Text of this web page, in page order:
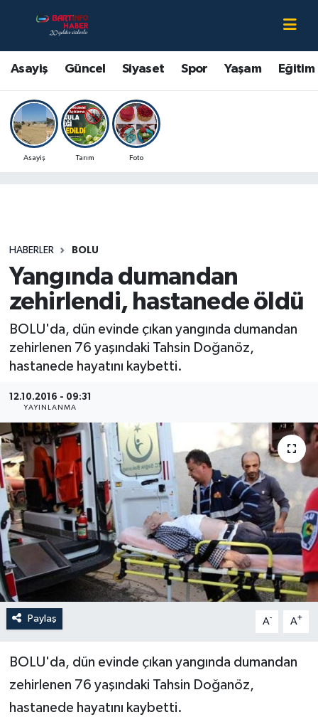
Asayiş Güncel Siyaset Spor Yaşam Eğitim
Asayiş Tarım Foto
HABERLER BOLU
Yangında dumandan
zehirlendi, hastanede öldü
BOLU'da, dün evinde çıkan yangında dumandan
zehirlenen 76 yaşındaki Tahsin Doğanöz,
hastanede hayatını kaybetti.
12.10.2016 - 09:31
YAYINLANMA
Paylaş A- A+
BOLU'da, dün evinde çıkan yangında dumandan
zehirlenen 76 yaşındaki Tahsin Doğanöz,
hastanede hayatını kaybetti.
Asayiş
Bartın Hakkında
Çevre
Eğitim
Kültür-Sanat
Magazin
Medya
Sivil Toplum
Siyaset
Spor
Tarım
Yerel Yönetimler
DÜNYA
Bartın Nöbetçi Eczaneler
Bartın Hava Durumu
Bartin Namaz Vakitleri
Bartın Trafik Yoğunluk Haritası
Son Dakika Haberleri
Haber Arşivi